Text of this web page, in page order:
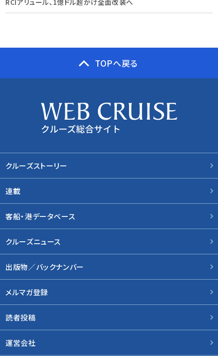
RCIアリュール、1億ドル超かけ全面改装へ
TOPへ戻る
クルーズストーリー
連載
客船・港データベース
クルーズニュース
出版物／バックナンバー
メルマガ登録
読者投稿
運営会社